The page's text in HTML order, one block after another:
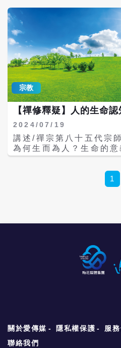
作，同樣的，人體的某
也會影響整體的健康。 如何讓老化、退化的細
胞再生，繼續保持原有
的「心」清不清淨。因
讓細胞具有再生的條件
在，煩惱多多，就會產
是不可能在這種環境再
自在、快樂的心，來對
內臟以及骨骼等等。 人體本來就是由物質與慾
望所組成的意識世界，
融一體，讓身心時常保
世界。 那要怎麼做？就是從意識界透過潛意識
界，最後到達光明的心
識及潛意識都成為真空，
樣才能到達智慧的心靈世界。 進入
的關卡，這些關卡只要
同樣的，想要擁有健康
形中產生一股克服生理
的盲點，幫助我們事半功倍。 禪定時
坐下來就保持身體不動
來的定力，但要靠內在的定
在那裡做什麼？有什麼
意識、潛在意識的層層困
生理與心理取得平衡，得
在；這就是禪的圓融與和平。 有了這
修行人應該要有這種認知。 而法執是什
是對「法」的執著，凡事
來做，依自己得來的知
量的標準，不知變通，
解，是一種所知的障礙。 從最究竟的角度
看，人會產生我執與法
的習性沒有滅度、沒有
性？即貪瞋癡慢疑三毒
底地滅度，因此在修行
己的心。 成就佛菩薩並不難，就是要將三毒二
邪「貪瞋癡慢疑」的眾
在修行上就會有阻礙，也
淨土。 所謂「貪」，指的是貪心，不只是將非
我之物而占為己有，凡
其次是「瞋」，瞋恨心
對人對事因不如己意就
滿足自己的欲望，或心
神明保佑，請神明幫助
我們養成高貴的品格，像
人間就會顯現出尊貴、謙
工之妙；但這種修道的境
籠罩下，人們不能體會，
筌」的用法，竟與莊子
出於生存本能，不斷強化
來看，人類與動物的差
教家說人類有靈魂，靈
體。靈性究竟如何影響
可以從大腦的運作來探
存在呢？ 現代腦科學研究發現，人類大腦有所
謂「生存本能」，對於
心，一旦遇到類似的情
行動，也就是「打或逃
模式。不過，近年關於禪
多，不約而同發現禪定
多好的作用，可以解脫上述
的影響，她深深感悟：
將是未來腦科學的重要
強的就逃，這就是大腦
至於如何判定對手的強
緒中心杏仁核，以及管
不少全球首見的科學發現。 《心經》如
剛經》的摘要，《金剛經
宗教
【禪修釋疑】人的生命認
2024/07/19
講述/禪宗第八十五代宗師
為何生而為人？生命的意義
的色身、這個人體是怎
與陰性關係，才有自己
靈體帶著「魂」，魂包
舌、身、意）」就完成
想、行、識」五蘊形成，便
生活在人間，離不開五
實，每個人都有佛性，只
係，遮蔽住了自己的靈光
1
關於愛傳媒 隱私權保護 服
聯絡我們